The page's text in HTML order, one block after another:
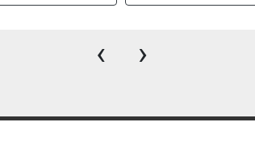
‹ ›